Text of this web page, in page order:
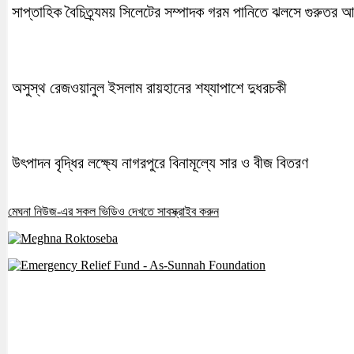
সাপ্তাহিক বৈচিত্র্যময় সিলেটের সম্পাদক গরম পানিতে ঝলসে গুরুতর
অসুস্থ রেজওয়ানুল ইসলাম রায়হানের শয্যাপাশে দুধরচকী
উৎপাদন বৃদ্ধির লক্ষ্যে নাগরপুরে বিনামূল্যে সার ও বীজ বিতরণ
মেঘনা নিউজ-এর সকল ভিডিও দেখতে সাবস্ক্রাইব করুন